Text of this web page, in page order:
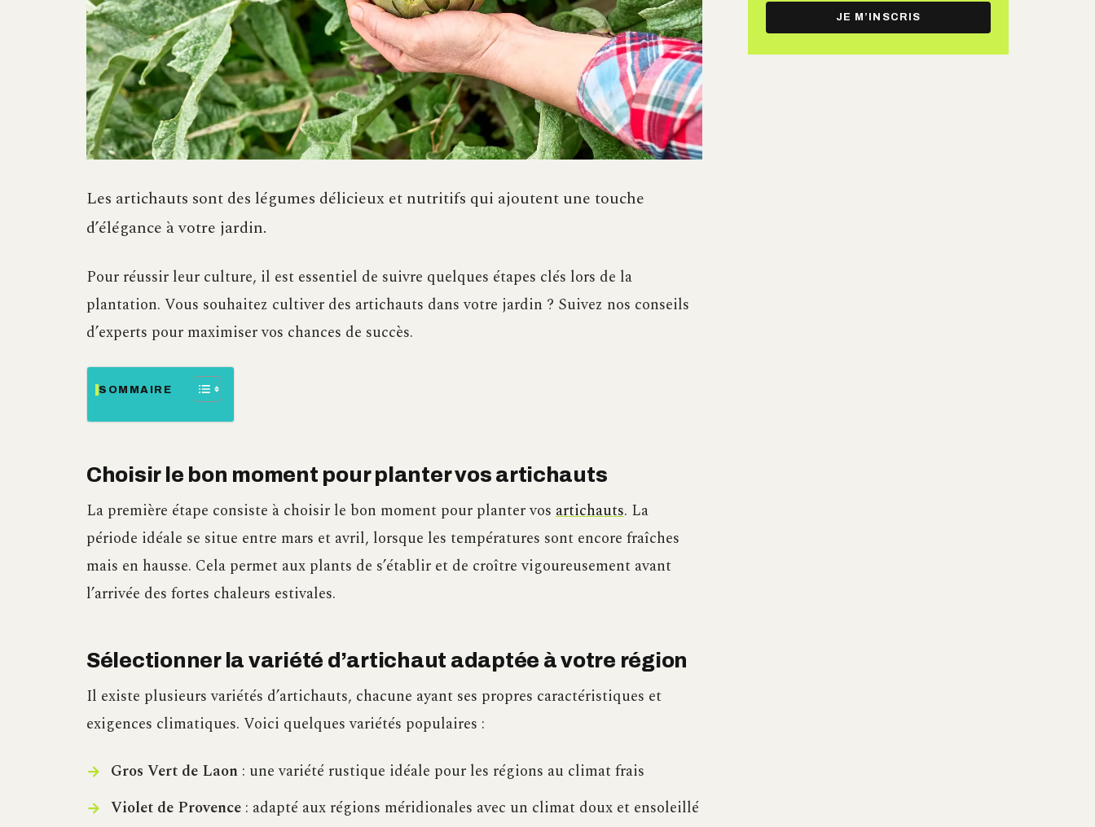
Les artichauts sont des légumes délicieux et nutritifs qui ajoutent une touche
d’élégance à votre jardin.
Pour réussir leur culture, il est essentiel de suivre quelques étapes clés lors de la
plantation. Vous souhaitez cultiver des artichauts dans votre jardin ? Suivez nos conseils
d’experts pour maximiser vos chances de succès.
SOMMAIRE
Choisir le bon moment pour planter vos artichauts
La première étape consiste à choisir le bon moment pour planter vos artichauts. La
période idéale se situe entre mars et avril, lorsque les températures sont encore fraîches
mais en hausse. Cela permet aux plants de s’établir et de croître vigoureusement avant
l’arrivée des fortes chaleurs estivales.
Sélectionner la variété d’artichaut adaptée à votre région
Il existe plusieurs variétés d’artichauts, chacune ayant ses propres caractéristiques et
exigences climatiques. Voici quelques variétés populaires :
Gros Vert de Laon: une variété rustique idéale pour les régions au climat frais
Violet de Provence: adapté aux régions méridionales avec un climat doux et ensoleillé
mail
JE M’INSCRIS